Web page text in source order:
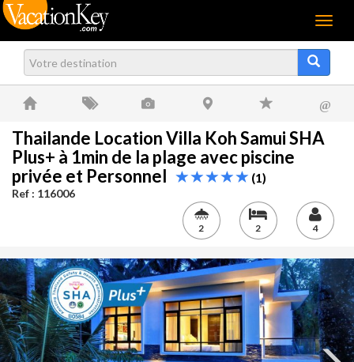
Menu
@
Thailande Location Villa Koh Samui SHA
Plus+ à 1min de la plage avec piscine
privée et Personnel
(1)
Ref : 116006
2 2 4